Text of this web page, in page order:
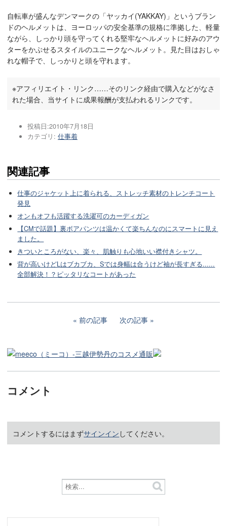
自転車が盛んなデンマークの「ヤッカイ(YAKKAY)」というブラン
ドのヘルメットは、ヨーロッパの安全基準の規格に準拠した、軽量
ながら、しっかり頭を守ってくれる堅牢なヘルメットに好みのアウ
ターをかぶせるスタイルのユニークなヘルメット。見た目はおしゃ
れな帽子で、しっかりと頭を守れます。
※アフィリエイト・リンク……そのリンク経由で購入などがなさ
れた場合、当サイトに成果報酬が支払われるリンクです。
投稿日:2010年7月18日
カテゴリ: 仕事着
関連記事
仕事のジャケット上に着られる、ストレッチ素材のトレンチコート
発見
オンもオフも活躍する洗濯可のカーディガン
【CMで話題】裏ボアパンツは温かくて楽ちんなのにスマートに見え
ました。
きついところがない、楽々、肌触りも心地いい襟付きシャツ。
背が高いけどLはブカブカ、Sでは身幅は合うけど袖が長すぎる......
全部解決！？ピッタリなコートがあった
前の記事 次の記事
コメント
コメントするにはまずサインイン してください。